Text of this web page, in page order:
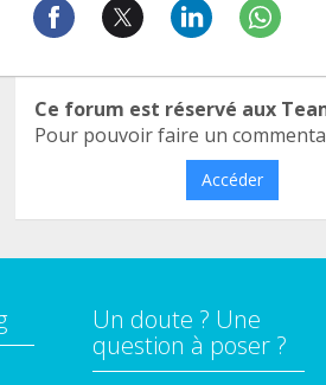
Ce forum est réservé aux
Pour pouvoir faire un
Accéder
Un doute ? Une
question à poser ?